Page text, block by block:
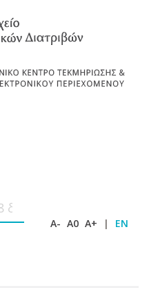
A- A0 A+ | EN